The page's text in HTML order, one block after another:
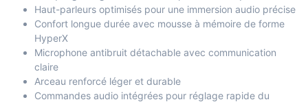
Haut-parleurs optimisés pour une immersion audio précise
Confort longue durée avec mousse à mémoire de forme
HyperX
Microphone antibruit détachable avec communication
claire
Arceau renforcé léger et durable
Commandes audio intégrées pour réglage rapide du